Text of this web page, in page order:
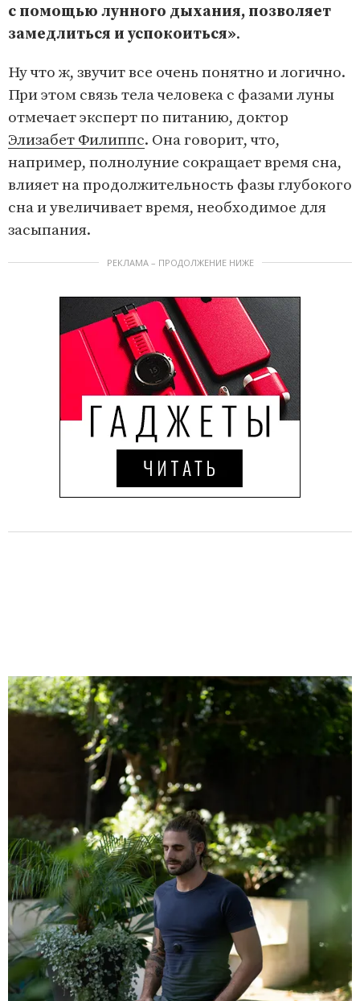
с помощью лунного дыхания, позволяет
замедлиться и успокоиться».
Ну что ж, звучит все очень понятно и логично.
При этом связь тела человека с фазами луны
отмечает эксперт по питанию, доктор
Элизабет Филиппс. Она говорит, что,
например, полнолуние сокращает время сна,
влияет на продолжительность фазы глубокого
сна и увеличивает время, необходимое для
засыпания.
РЕКЛАМА – ПРОДОЛЖЕНИЕ НИЖЕ